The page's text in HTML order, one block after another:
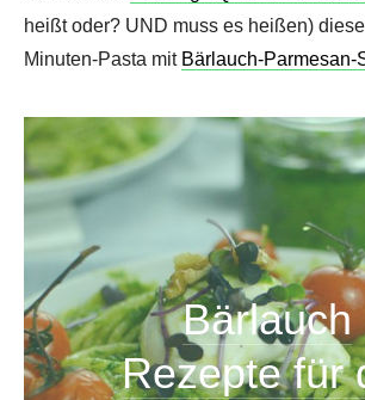
heißt oder? UND muss es heißen)
Minuten-Pasta mit Bärlauch-Parmesan-
Bärlauch
Rezepte für